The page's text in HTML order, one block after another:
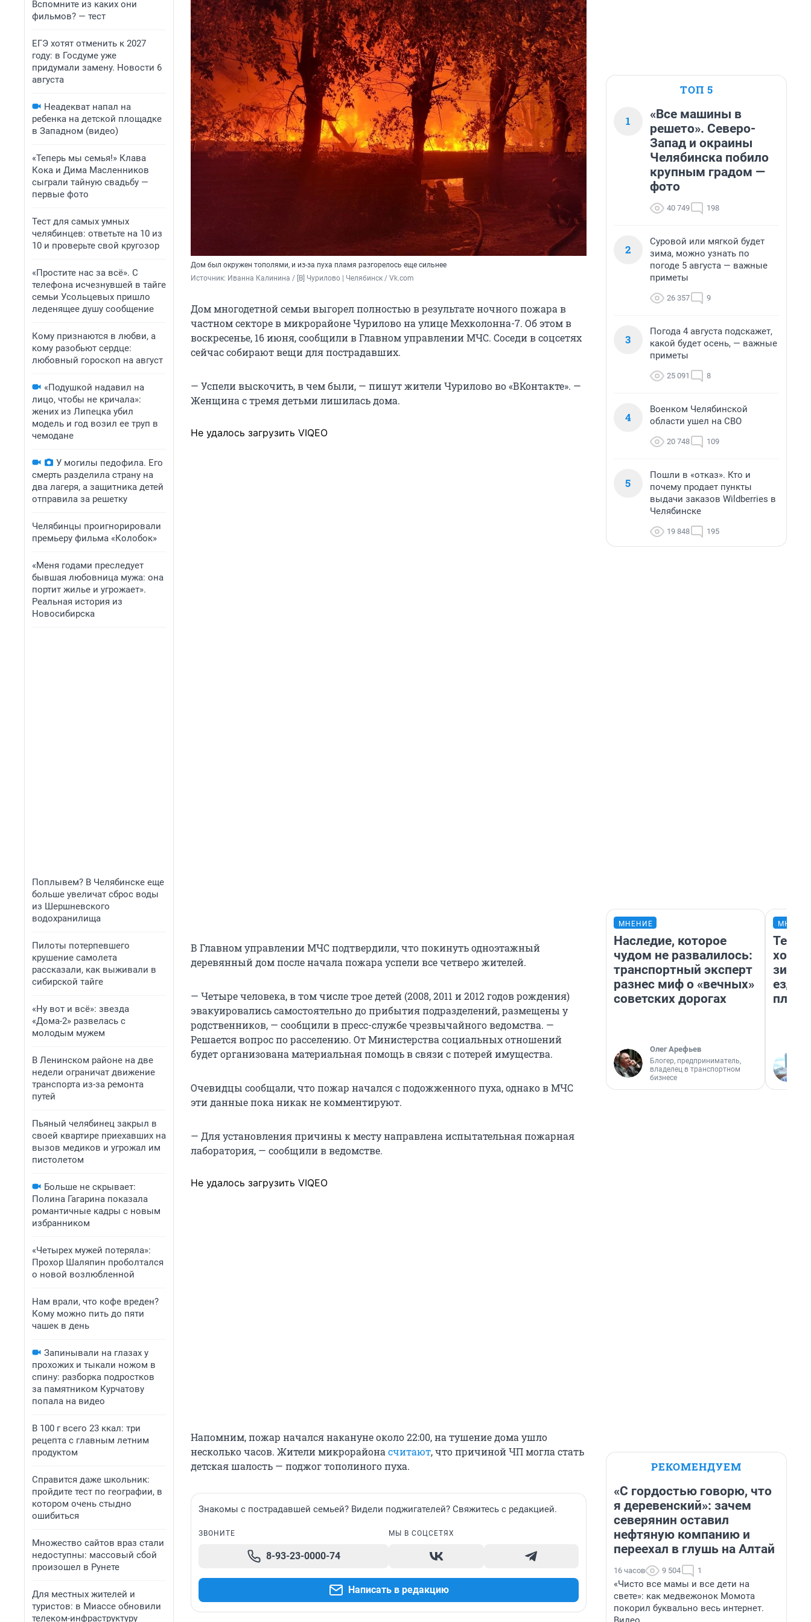
Вспомните из каких они
фильмов? — тест
ЕГЭ хотят отменить к 2027
году: в Госдуме уже
придумали замену. Новости 6
августа
Неадекват напал на
ребенка на детской площадке
в Западном (видео)
«Теперь мы семья!» Клава
Кока и Дима Масленников
сыграли тайную свадьбу —
первые фото
Тест для самых умных
челябинцев: ответьте на 10 из
10 и проверьте свой кругозор
«Простите нас за всё». С
телефона исчезнувшей в тайге
семьи Усольцевых пришло
леденящее душу сообщение
Кому признаются в любви, а
кому разобьют сердце:
любовный гороскоп на август
«Подушкой надавил на
лицо, чтобы не кричала»:
жених из Липецка убил
модель и год возил ее труп в
чемодане
У могилы педофила. Его
смерть разделила страну на
два лагеря, а защитника детей
отправила за решетку
Челябинцы проигнорировали
премьеру фильма «Колобок»
«Меня годами преследует
бывшая любовница мужа: она
портит жилье и угрожает».
Реальная история из
Новосибирска
Поплывем? В Челябинске еще
больше увеличат сброс воды
из Шершневского
водохранилища
Пилоты потерпевшего
крушение самолета
рассказали, как выживали в
сибирской тайге
«Ну вот и всё»: звезда
«Дома-2» развелась с
молодым мужем
В Ленинском районе на две
недели ограничат движение
транспорта из-за ремонта
путей
Пьяный челябинец закрыл в
своей квартире приехавших на
вызов медиков и угрожал им
пистолетом
Больше не скрывает:
Полина Гагарина показала
романтичные кадры с новым
избранником
«Четырех мужей потеряла»:
Прохор Шаляпин проболтался
о новой возлюбленной
Нам врали, что кофе вреден?
Кому можно пить до пяти
чашек в день
Запинывали на глазах у
прохожих и тыкали ножом в
спину: разборка подростков
за памятником Курчатову
попала на видео
В 100 г всего 23 ккал: три
рецепта с главным летним
продуктом
Справится даже школьник:
пройдите тест по географии, в
котором очень стыдно
ошибиться
Множество сайтов враз стали
недоступны: массовый сбой
произошел в Рунете
Для местных жителей и
туристов: в Миассе обновили
телеком-инфраструктуру
Дом был окружен тополями, и из-за пуха пламя разгорелось еще сильнее
Источник: Иванна Калинина / [В] Чурилово | Челябинск / Vk.com
Дом многодетной семьи выгорел полностью в результате ночного пожара в
частном секторе в микрорайоне Чурилово на улице Мехколонна-7. Об этом в
воскресенье, 16 июня, сообщили в Главном управлении МЧС. Соседи в соцсетях
сейчас собирают вещи для пострадавших.
— Успели выскочить, в чем были, — пишут жители Чурилово во «ВКонтакте». —
Женщина с тремя детьми лишилась дома.
Не удалось загрузить VIQEO
В Главном управлении МЧС подтвердили, что покинуть одноэтажный
деревянный дом после начала пожара успели все четверо жителей.
— Четыре человека, в том числе трое детей (2008, 2011 и 2012 годов рождения)
эвакуировались самостоятельно до прибытия подразделений, размещены у
родственников, — сообщили в пресс-службе чрезвычайного ведомства. —
Решается вопрос по расселению. От Министерства социальных отношений
будет организована материальная помощь в связи с потерей имущества.
Очевидцы сообщали, что пожар начался с подожженного пуха, однако в МЧС
эти данные пока никак не комментируют.
— Для установления причины к месту направлена испытательная пожарная
лаборатория, — сообщили в ведомстве.
Не удалось загрузить VIQEO
Напомним, пожар начался накануне около 22:00, на тушение дома ушло
несколько часов. Жители микрорайона считают, что причиной ЧП могла стать
детская шалость — поджог тополиного пуха.
Знакомы с пострадавшей семьей? Видели поджигателей? Свяжитесь с редакцией.
ЗВОНИТЕ
8-93-23-0000-74
МЫ В СОЦСЕТЯХ
Написать в редакцию
ТОП 5
1
«Все машины в
решето». Северо-
Запад и окраины
Челябинска побило
крупным градом —
фото
40 749 198
2
Суровой или мягкой будет
зима, можно узнать по
погоде 5 августа — важные
приметы
26 357 9
3
Погода 4 августа подскажет,
какой будет осень, — важные
приметы
25 091 8
4
Военком Челябинской
области ушел на СВО
20 748 109
5
Пошли в «отказ». Кто и
почему продает пункты
выдачи заказов Wildberries в
Челябинске
19 848 195
МНЕНИЕ
Наследие, которое
чудом не развалилось:
транспортный эксперт
разнес миф о «вечных»
советских дорогах
Олег Арефьев
Блогер, предприниматель,
владелец в транспортном
бизнесе
ездит
РЕКОМЕНДУЕМ
«С гордостью говорю, что
я деревенский»: зачем
северянин оставил
нефтяную компанию и
переехал в глушь на Алтай
16 часов 9 504 1
«Чисто все мамы и все дети на
свете»: как медвежонок Момота
покорил буквально весь интернет.